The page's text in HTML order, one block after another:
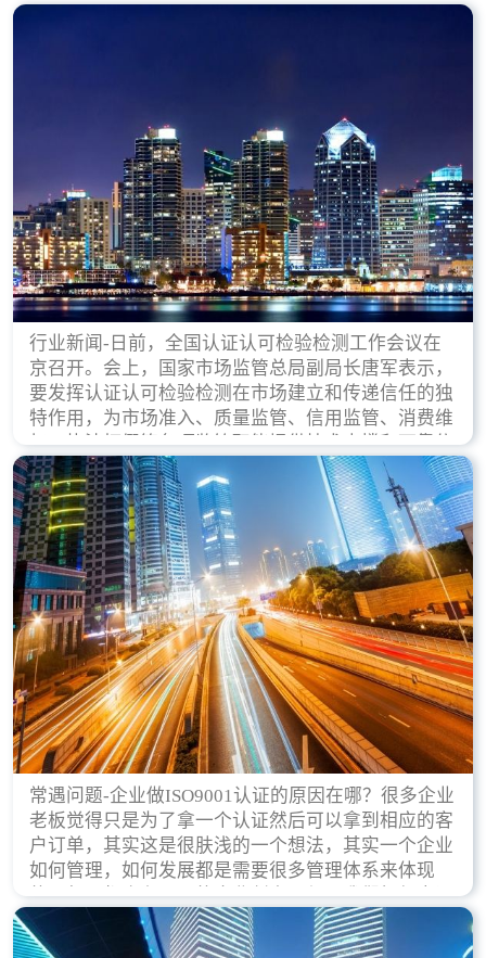
行业新闻-日前，全国认证认可检验检测工作会议在
京召开。会上，国家市场监管总局副局长唐军表示，
要发挥认证认可检验检测在市场建立和传递信任的独
特作用，为市场准入、质量监管、信用监管、消费维
权、执法打假等各项监管职能提供技术支撑和可靠依
据。
常遇问题-企业做ISO9001认证的原因在哪？很多企业
老板觉得只是为了拿一个认证然后可以拿到相应的客
户订单，其实这是很肤浅的一个想法，其实一个企业
如何管理，如何发展都是需要很多管理体系来体现
的，每天都会有不同的企业创立，但是我们如何去证
实一个企业的合法，有质量保证了？这就是ISO9001
认证体现价值的时候，那么键锋小编就来细说下企业